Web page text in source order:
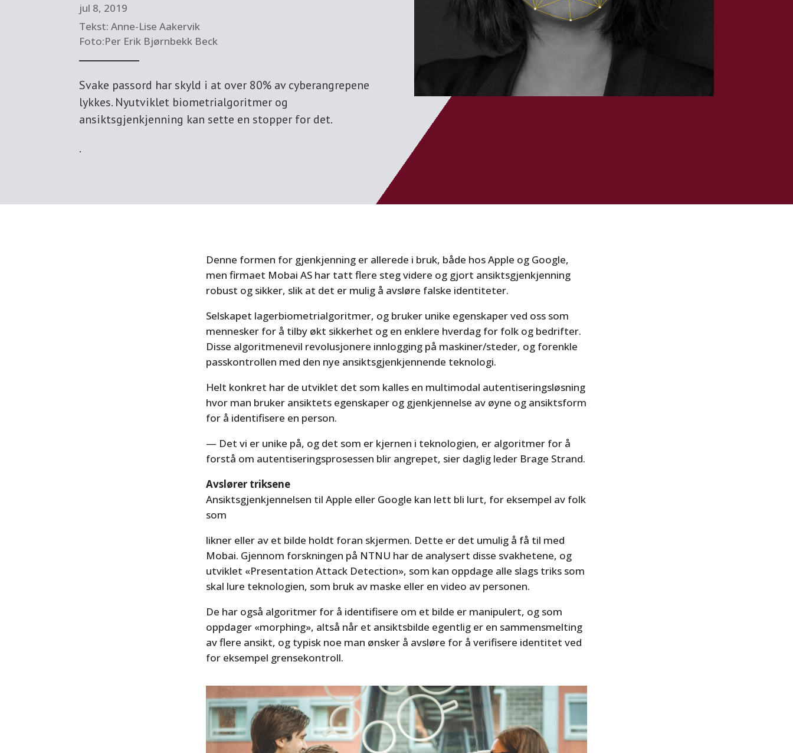
jul 8, 2019
Tekst: Anne-Lise Aakervik
Foto:Per Erik Bjørnbekk Beck
Svake passord har skyld i at over 80% av cyberangrepene
lykkes. Nyutviklet biometrialgoritmer og
ansiktsgjenkjenning kan sette en stopper for det.
.
Denne formen for gjenkjenning er allerede i bruk, både hos Apple og Google,
men firmaet Mobai AS har tatt flere steg videre og gjort ansiktsgjenkjenning
robust og sikker, slik at det er mulig å avsløre falske identiteter.
Selskapet lagerbiometrialgoritmer, og bruker unike egenskaper ved oss som
mennesker for å tilby økt sikkerhet og en enklere hverdag for folk og bedrifter.
Disse algoritmenevil revolusjonere innlogging på maskiner/steder, og forenkle
passkontrollen med den nye ansiktsgjenkjennende teknologi.
Helt konkret har de utviklet det som kalles en multimodal autentiseringsløsning
hvor man bruker ansiktets egenskaper og gjenkjennelse av øyne og ansiktsform
for å identifisere en person.
— Det vi er unike på, og det som er kjernen i teknologien, er algoritmer for å
forstå om autentiseringsprosessen blir angrepet, sier daglig leder Brage Strand.
Avslører triksene
Ansiktsgjenkjennelsen til Apple eller Google kan lett bli lurt, for eksempel av folk
som
likner eller av et bilde holdt foran skjermen. Dette er det umulig å få til med
Mobai. Gjennom forskningen på NTNU har de analysert disse svakhetene, og
utviklet «Presentation Attack Detection», som kan oppdage alle slags triks som
skal lure teknologien, som bruk av maske eller en video av personen.
De har også algoritmer for å identifisere om et bilde er manipulert, og som
oppdager «morphing», altså når et ansiktsbilde egentlig er en sammensmelting
av flere ansikt, og typisk noe man ønsker å avsløre for å verifisere identitet ved
for eksempel grensekontroll.